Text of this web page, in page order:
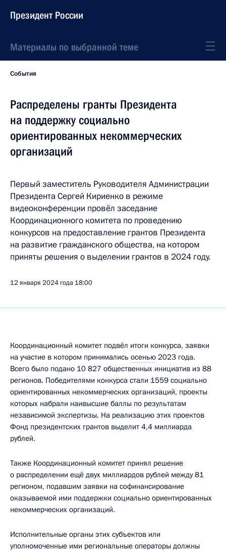
Президент России
Материалы по выбранной теме
События
Распределены гранты Президента
на поддержку социально
ориентированных некоммерческих
организаций
Первый заместитель Руководителя Администрации
Президента Сергей Кириенко в режиме
видеоконференции провёл заседание
Координационного комитета по проведению
конкурсов на предоставление грантов Президента
на развитие гражданского общества, на котором
приняты решения о выделении грантов в 2024 году.
12 января 2024 года 18:00
Координационный комитет подвёл итоги конкурса, заявки
на участие в котором принимались осенью 2023 года.
Всего было подано 10 827 общественных инициатив из 88
регионов. Победителями конкурса стали 1559 социально
ориентированных некоммерческих организаций, проекты
которых набрали наивысшие баллы по результатам
независимой экспертизы. На реализацию этих проектов
Фонд президентских грантов выделит 4,4 миллиарда
рублей.
Также Координационный комитет принял решение
о распределении ещё двух миллиардов рублей между 81
регионом, подавшим заявки на софинансирование
оказываемой ими поддержки социально ориентированных
некоммерческих организаций.
Исполнительные органы этих субъектов или
уполномоченные ими региональные операторы должны